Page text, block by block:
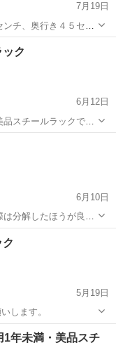
7月19日
まざまな場所で活躍
ク
6月12日
スチールラックで
なります🙇
6月10日
分解したほうが良い
です。 早い方にお
取り引きは佐賀市鍋
5月19日
します。
しくお願いします
1年未満・美品スチ